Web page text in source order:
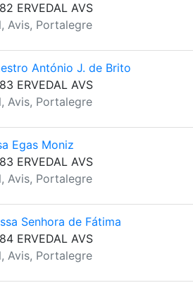
ERVEDAL AVS
Avis, Portalegre
António J. de Brito
ERVEDAL AVS
Avis, Portalegre
Egas Moniz
ERVEDAL AVS
Avis, Portalegre
Senhora de Fátima
ERVEDAL AVS
Avis, Portalegre